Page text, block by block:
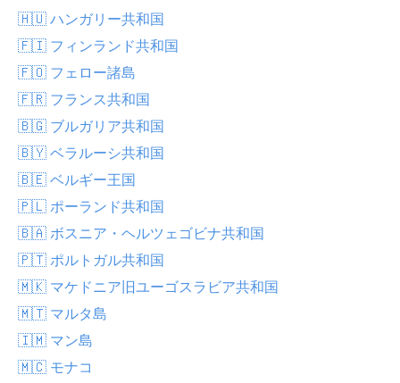
🇭🇺 ハンガリー共和国
🇫🇮 フィンランド共和国
🇫🇴 フェロー諸島
🇫🇷 フランス共和国
🇧🇬 ブルガリア共和国
🇧🇾 ベラルーシ共和国
🇧🇪 ベルギー王国
🇵🇱 ポーランド共和国
🇧🇦 ボスニア・ヘルツェゴビナ共和国
🇵🇹 ポルトガル共和国
🇲🇰 マケドニア旧ユーゴスラビア共和国
🇲🇹 マルタ島
🇮🇲 マン島
🇲🇨 モナコ